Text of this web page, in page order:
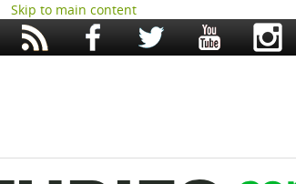
Skip to main content